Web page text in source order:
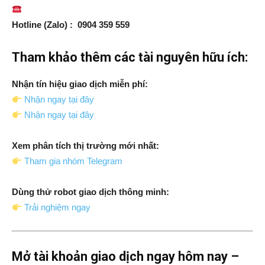
Hotline (Zalo) : 0904 359 559
Tham khảo thêm các tài nguyên hữu ích:
Nhận tín hiệu giao dịch miễn phí:
Nhận ngay tại đây
Nhận ngay tại đây
Xem phân tích thị trường mới nhất:
Tham gia nhóm Telegram
Dùng thử robot giao dịch thông minh:
Trải nghiệm ngay
Mở tài khoản giao dịch ngay hôm nay –